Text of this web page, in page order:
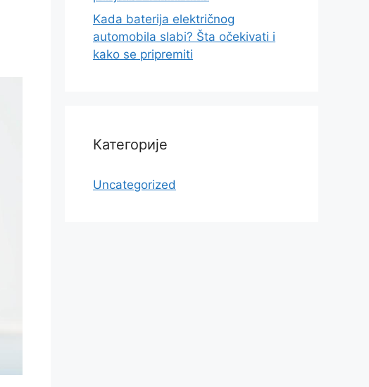
Kada baterija električnog
automobila slabi? Šta očekivati i
kako se pripremiti
Категорије
Uncategorized